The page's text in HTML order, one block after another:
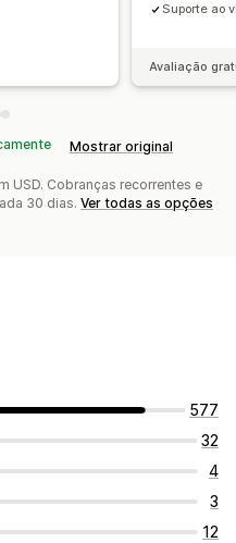
Suporte ao
Avaliação
Mostrar original
USD. Cobranças recorrentes e
30 dias. Ver todas as opções
577
32
4
3
12